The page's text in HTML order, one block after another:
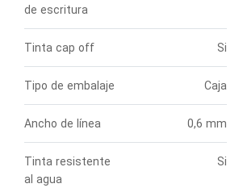
de escritura
Tinta cap off Si
Tipo de embalaje Caja
Ancho de línea 0,6 mm
Tinta resistente
al agua
Si